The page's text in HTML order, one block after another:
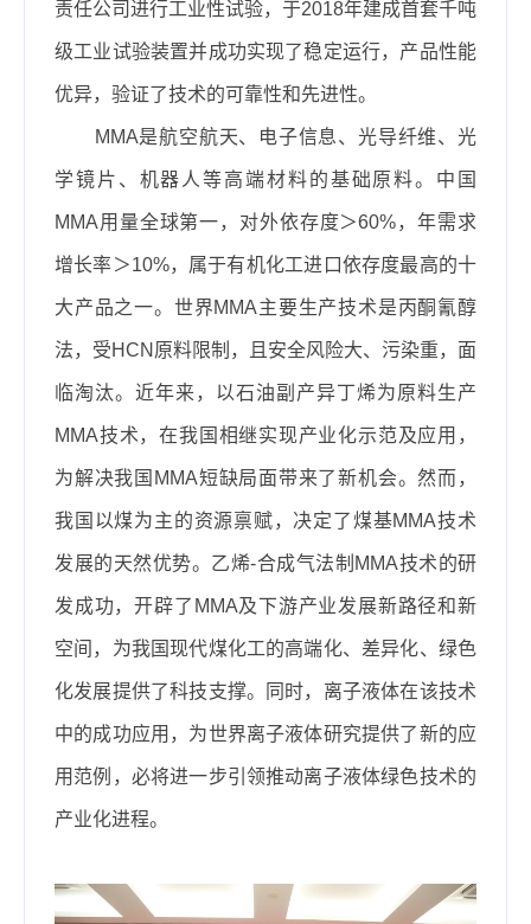
责任公司进行工业性试验，于2018年建成首套千吨
级工业试验装置并成功实现了稳定运行，产品性能
优异，验证了技术的可靠性和先进性。
MMA是航空航天、电子信息、光导纤维、光
学镜片、机器人等高端材料的基础原料。中国
MMA用量全球第一，对外依存度＞60%，年需求
增长率＞10%，属于有机化工进口依存度最高的十
大产品之一。世界MMA主要生产技术是丙酮氰醇
法，受HCN原料限制，且安全风险大、污染重，面
临淘汰。近年来，以石油副产异丁烯为原料生产
MMA技术，在我国相继实现产业化示范及应用，
为解决我国MMA短缺局面带来了新机会。然而，
我国以煤为主的资源禀赋，决定了煤基MMA技术
发展的天然优势。乙烯-合成气法制MMA技术的研
发成功，开辟了MMA及下游产业发展新路径和新
空间，为我国现代煤化工的高端化、差异化、绿色
化发展提供了科技支撑。同时，离子液体在该技术
中的成功应用，为世界离子液体研究提供了新的应
用范例，必将进一步引领推动离子液体绿色技术的
产业化进程。